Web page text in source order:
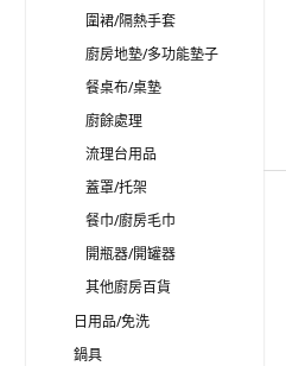
圍裙/隔熱手套
廚房地墊/多功能墊子
餐桌布/桌墊
廚餘處理
流理台用品
蓋罩/托架
餐巾/廚房毛巾
開瓶器/開罐器
其他廚房百貨
日用品/免洗
鍋具